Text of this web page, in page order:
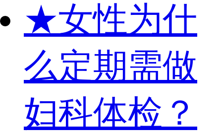
★女性为什
么定期需做
妇科体检？